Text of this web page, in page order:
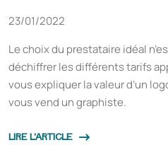
23/01/2022
Le choix du prestataire idéal
déchiffrer les différents tarifs
vous expliquer la valeur d’un
vous vend un graphiste.
LIRE L'ARTICLE